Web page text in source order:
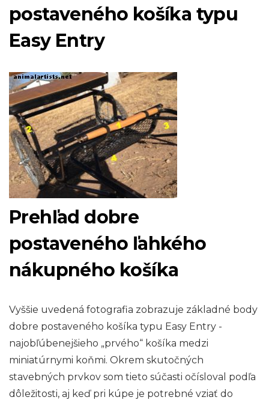
postaveného košíka typu
Easy Entry
Prehľad dobre
postaveného ľahkého
nákupného košíka
Vyššie uvedená fotografia zobrazuje základné body
dobre postaveného košíka typu Easy Entry -
najobľúbenejšieho „prvého“ košíka medzi
miniatúrnymi koňmi. Okrem skutočných
stavebných prvkov som tieto súčasti očísloval podľa
dôležitosti, aj keď pri kúpe je potrebné vziať do